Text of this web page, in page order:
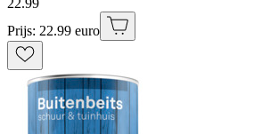
22.99
Prijs: 22.99 euro